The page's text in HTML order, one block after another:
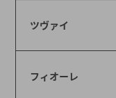
ツヴァイ
フィオーレ